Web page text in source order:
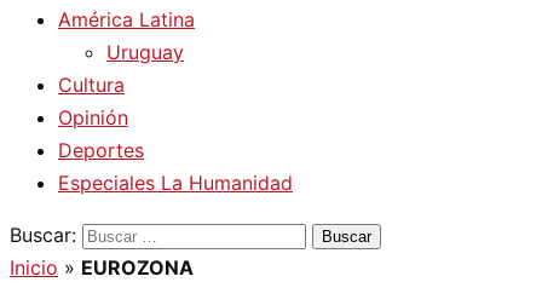
América Latina
Uruguay
Cultura
Opinión
Deportes
Especiales La Humanidad
Buscar:
Inicio » EUROZONA